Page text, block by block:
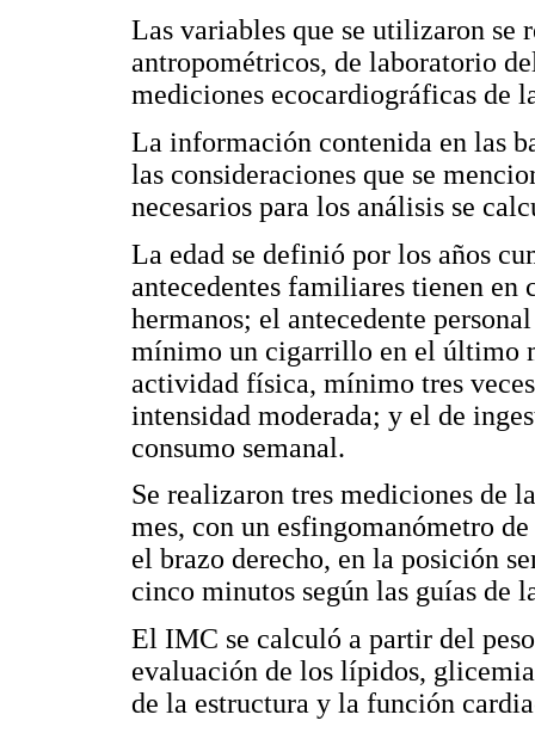
Las variables que se utilizaron se
antropométricos, de laboratorio
mediciones ecocardiográficas de
La información contenida en las
las consideraciones que se
necesarios para los análisis se
La edad se definió por los años
antecedentes familiares tienen
hermanos; el antecedente
mínimo un cigarrillo en el último
actividad física, mínimo tres
intensidad moderada; y el de
consumo semanal.
Se realizaron tres mediciones de
mes, con un esfingomanómetro
el brazo derecho, en la posición
cinco minutos según las guías de
El IMC se calculó a partir del
evaluación de los lípidos,
de la estructura y la función